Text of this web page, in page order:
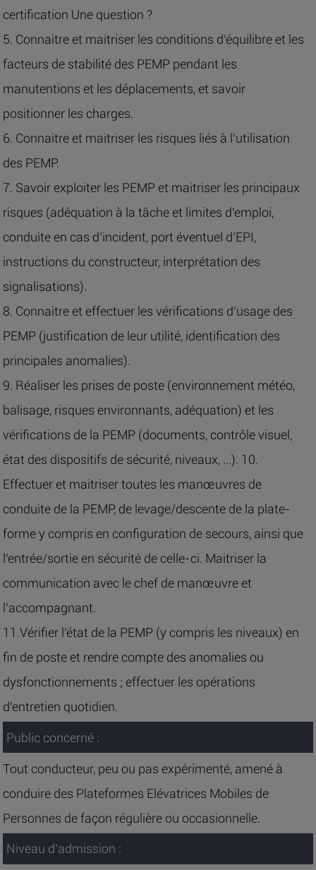
certification Une question ?
5. Connaitre et maitriser les conditions d’équilibre et les
facteurs de stabilité des PEMP pendant les
manutentions et les déplacements, et savoir
positionner les charges.
6. Connaitre et maitriser les risques liés à l’utilisation
des PEMP.
7. Savoir exploiter les PEMP et maitriser les principaux
risques (adéquation à la tâche et limites d’emploi,
conduite en cas d’incident, port éventuel d’EPI,
instructions du constructeur, interprétation des
signalisations).
8. Connaitre et effectuer les vérifications d’usage des
PEMP (justification de leur utilité, identification des
principales anomalies).
9. Réaliser les prises de poste (environnement météo,
balisage, risques environnants, adéquation) et les
vérifications de la PEMP (documents, contrôle visuel,
état des dispositifs de sécurité, niveaux, ...). 10.
Effectuer et maitriser toutes les manœuvres de
conduite de la PEMP, de levage/descente de la plate-
forme y compris en configuration de secours, ainsi que
l’entrée/sortie en sécurité de celle-ci. Maitriser la
communication avec le chef de manœuvre et
l’accompagnant.
11.Vérifier l’état de la PEMP (y compris les niveaux) en
fin de poste et rendre compte des anomalies ou
dysfonctionnements ; effectuer les opérations
d’entretien quotidien.
Public concerné :
Tout conducteur, peu ou pas expérimenté, amené à
conduire des Plateformes Elévatrices Mobiles de
Personnes de façon régulière ou occasionnelle.
Niveau d’admission :